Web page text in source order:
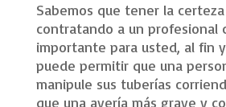
Sabemos que tener la
contratando a un profesional
importante para usted, al fin
puede permitir que una
manipule sus tuberías
que una avería más grave y